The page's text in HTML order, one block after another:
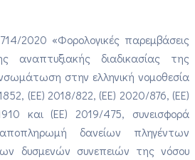
2020 «Φορολογικές παρεμβάσεις
αναπτυξιακής διαδικασίας της
στην ελληνική νομοθεσία
(ΕΕ) 2018/822, (ΕΕ) 2020/876, (ΕΕ)
και (ΕΕ) 2019/475, συνεισφορά
δανείων πληγέντων
δυσμενών συνεπειών της νόσου